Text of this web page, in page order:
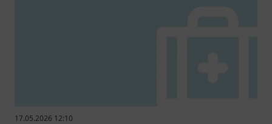
17.05.2026 12:10